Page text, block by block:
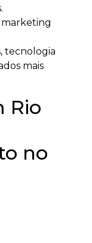
tecnologia
mais
Rio
no